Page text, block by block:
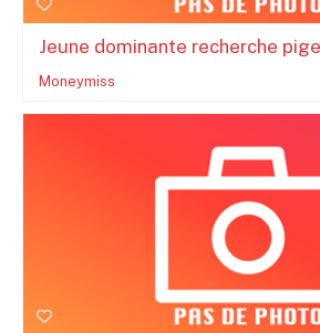
Jeune dominante recherche
Moneymiss